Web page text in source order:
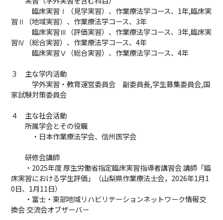
臨床実習Ⅰ（見学実習）、作業療法学コース、1年,臨床実
習Ⅱ（地域実習）、作業療法学コース、3年
臨床実習Ⅲ（評価実習）、作業療法学コース、3年,臨床実
習Ⅳ（総合実習）、作業療法学コース、4年
臨床実習Ⅴ（総合実習）、作業療法学コース、4年
３ 主な学内活動
学外実習・教育運営委員会 副委員長,学生募集委員会,国
家試験対策委員会
４ 主な社会活動
所属学会とその役職
・日本作業療法学会、信州医学会
研修会講師
・2025年度 厚生労働省指定臨床実習指導者講習会 講師「臨
床実習における学生評価」（山梨県作業療法士会，2026年1月1
0日、1月11日）
・富士・東部地域リハビリテーションネットワーク情報交
換会 交流会オブザーバー